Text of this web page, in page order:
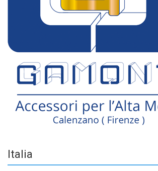
Italia